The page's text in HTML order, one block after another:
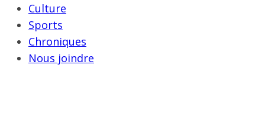
Culture
Sports
Chroniques
Nous joindre